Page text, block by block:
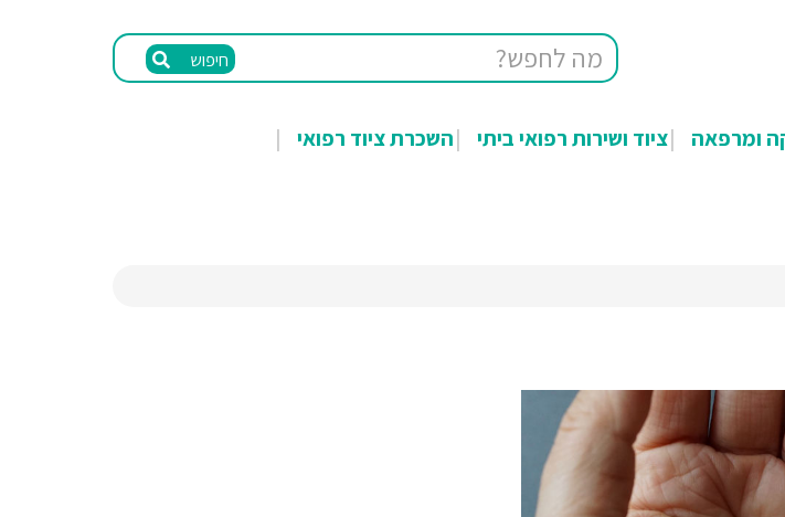
חיפוש
ומרפאה ציוד ושירות רפואי ביתי
השכרת ציוד רפואי